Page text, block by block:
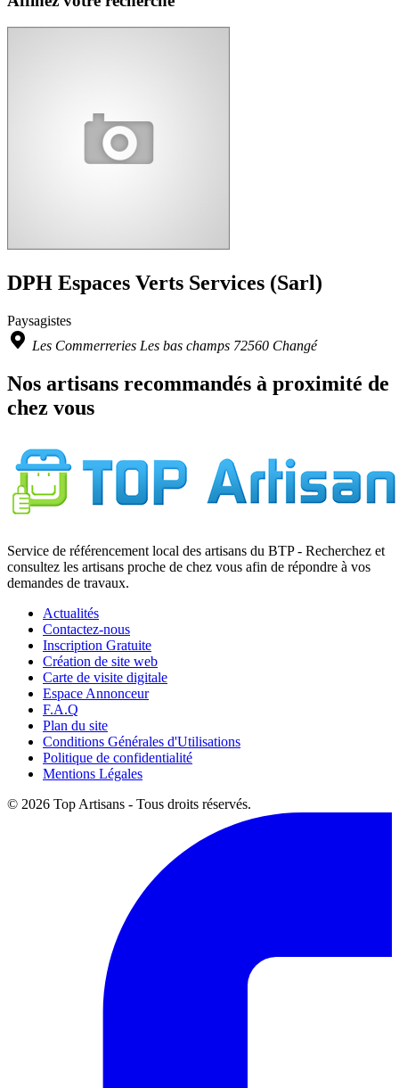
DPH Espaces Verts Services (Sarl)
Paysagistes
Les Commerreries Les bas champs 72560 Changé
Nos artisans recommandés à proximité de
chez vous
Service de référencement local des artisans du BTP - Recherchez et
consultez les artisans proche de chez vous afin de répondre à vos
demandes de travaux.
Actualités
Contactez-nous
Inscription Gratuite
Création de site web
Carte de visite digitale
Espace Annonceur
F.A.Q
Plan du site
Conditions Générales d'Utilisations
Politique de confidentialité
Mentions Légales
© 2026 Top Artisans - Tous droits réservés.